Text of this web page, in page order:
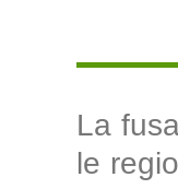
La
le